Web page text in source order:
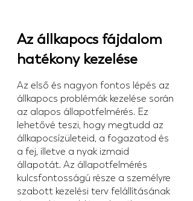
Az állkapocs fájdalom
hatékony kezelése
Az első és nagyon fontos lépés az
állkapocs problémák kezelése során
az alapos állapotfelmérés. Ez
lehetővé teszi, hogy megtudd az
állkapocsízületeid, a fogazatod és
a fej, illetve a nyak izmaid
állapotát. Az állapotfelmérés
kulcsfontosságú része a személyre
szabott kezelési terv felállításának